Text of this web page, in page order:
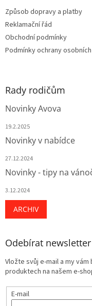
Způsob dopravy a platby
Reklamační řád
Obchodní podmínky
Podmínky ochrany
Rady rodičům
Novinky Avova
19.2.2025
Novinky v nabídce
27.12.2024
Novinky - tipy na
3.12.2024
ARCHIV
Odebírat newsletter
Vložte svůj e-mail a my
produktech na našem e-
E-mail